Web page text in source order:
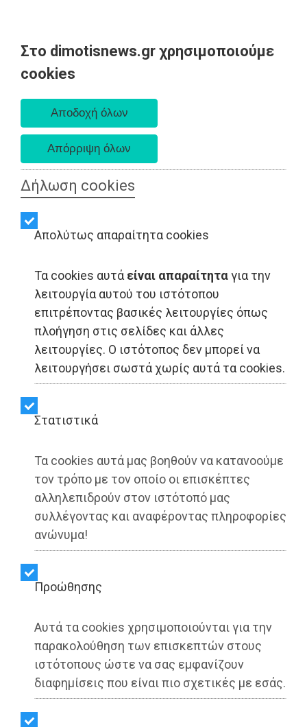
Στο dimotisnews.gr χρησιμοποιούμε
cookies
Δήλωση cookies
Απολύτως απαραίτητα cookies
Τα cookies αυτά είναι απαραίτηταγια την
λειτουργία αυτού του ιστότοπου
επιτρέποντας βασικές λειτουργίες όπως
πλοήγηση στις σελίδες και άλλες
λειτουργίες. Ο ιστότοπος δεν μπορεί να
λειτουργήσει σωστά χωρίς αυτά τα cookies.
Στατιστικά
Τα cookies αυτά μας βοηθούν να κατανοούμε
τον τρόπο με τον οποίο οι επισκέπτες
αλληλεπιδρούν στον ιστότοπό μας
συλλέγοντας και αναφέροντας πληροφορίες
ανώνυμα!
Προώθησης
Αυτά τα cookies χρησιμοποιούνται για την
παρακολούθηση των επισκεπτών στους
ιστότοπους ώστε να σας εμφανίζουν
διαφημίσεις που είναι πιο σχετικές με εσάς.
LIFESTYLE - Κερατέα
Κερατέα: 8ο Σεμινάριο
«Οινογευσιγνωσίας» στην
Share:
Dimotisnews | 27/10/2025 - 21:56